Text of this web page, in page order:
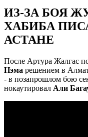
ИЗ-ЗА БОЯ
ХАБИБА
АСТАНЕ
После Артура Жалгас
Нэма решением в
- в позапрошлом бою
нокаутировал Али